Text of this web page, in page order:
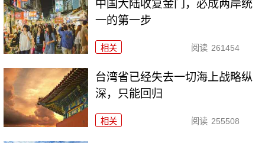
中国大陆收复金门，必成两岸统
一的第一步
相关 阅读 261454
台湾省已经失去一切海上战略纵
深，只能回归
相关 阅读 255508